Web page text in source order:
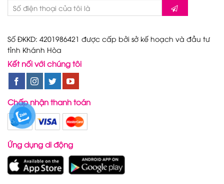
Số ĐKKD: 4201986421 được cấp bởi sở kế hoạch và đầu tư
tỉnh Khánh Hòa
Kết nối với chúng tôi
Chấp nhận thanh toán
Ứng dụng di động